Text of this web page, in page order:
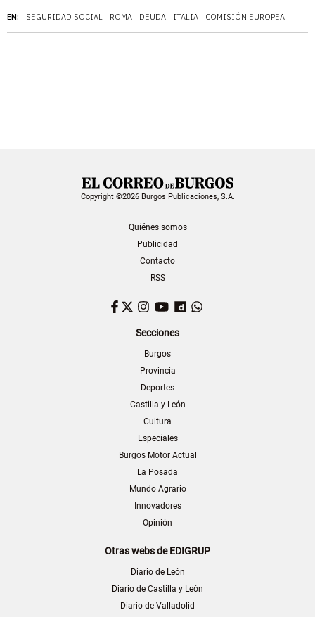
EN: SEGURIDAD SOCIAL ROMA DEUDA ITALIA COMISIÓN EUROPEA
Copyright ©2026 Burgos Publicaciones, S.A.
Quiénes somos
Publicidad
Contacto
RSS
Facebook
TwitterInstagram
YouTubeDailymotion
Secciones
Burgos
Provincia
Deportes
Castilla y León
Cultura
Especiales
Burgos Motor Actual
La Posada
Mundo Agrario
Innovadores
Opinión
Otras webs de EDIGRUP
Diario de León
Diario de Castilla y León
Diario de Valladolid